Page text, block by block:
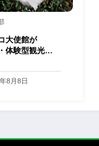
大使館が
体験型観光」
8月8日